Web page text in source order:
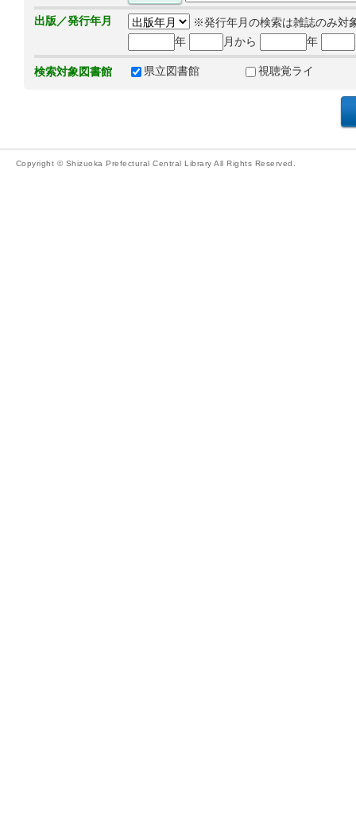
出版／発行年月
※発行年月の検索は雑誌のみ対
年
月から 年
検索対象図書館 県立図書館 視聴覚ライ
Copyright © Shizuoka Prefectural Central Library All Rights Reserved.